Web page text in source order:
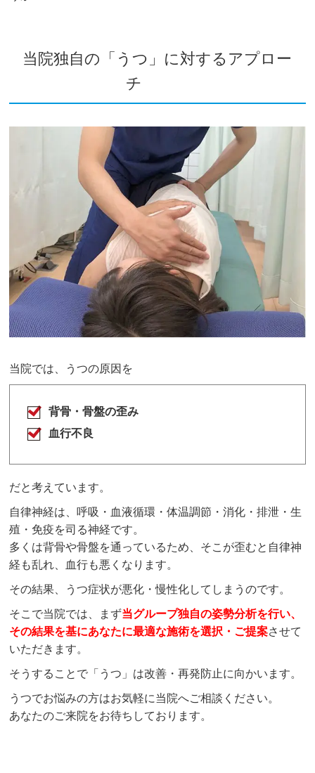
当院独自の「うつ」に対するアプロー
チ
当院では、うつの原因を
背骨・骨盤の歪み
血行不良
だと考えています。
自律神経は、呼吸・血液循環・体温調節・消化・排泄・生
殖・免疫を司る神経です。
多くは背骨や骨盤を通っているため、そこが歪むと自律神
経も乱れ、血行も悪くなります。
その結果、うつ症状が悪化・慢性化してしまうのです。
そこで当院では、まず当グループ独自の姿勢分析を行い、
その結果を基にあなたに最適な施術を選択・ご提案させて
いただきます。
そうすることで「うつ」は改善・再発防止に向かいます。
うつでお悩みの方はお気軽に当院へご相談ください。
あなたのご来院をお待ちしております。